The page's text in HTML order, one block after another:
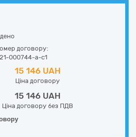
договору:
000744-a-c1
15 146 UAH
Ціна договору
15 146 UAH
Ціна договору без ПДВ